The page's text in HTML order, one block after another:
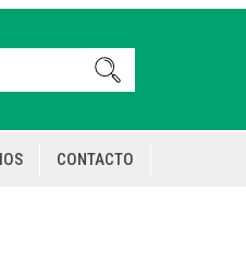
Buscar
CONTACTO